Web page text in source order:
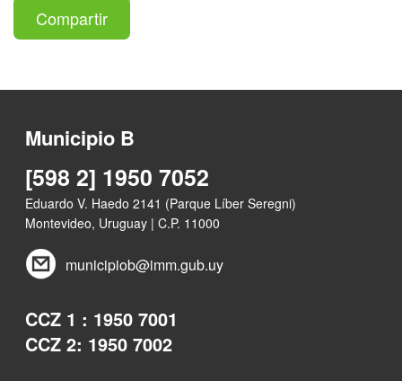
Compartir
Municipio B
[598 2] 1950 7052
Eduardo V. Haedo 2141 (Parque Líber Seregni)
Montevideo, Uruguay | C.P. 11000
municipiob@imm.gub.uy
CCZ 1 : 1950 7001
CCZ 2: 1950 7002